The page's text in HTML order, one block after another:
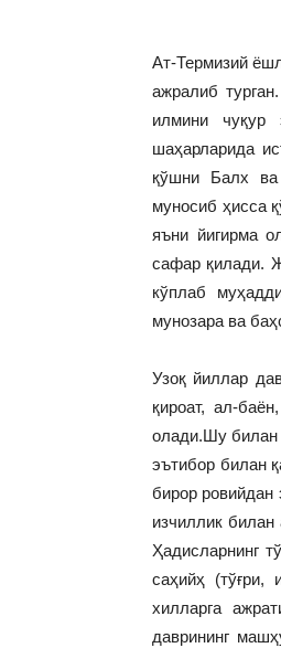
Ат-Термизий
ажралиб
илмини чуқур
шаҳарларида
қўшни Балх ва
муносиб ҳисса
яъни йигирма
сафар қилади.
кўплаб
мунозара ва
Узоқ йиллар
қироат, ал-
олади.Шу билан
эътибор билан
бирор ровийдан
изчиллик билан
Ҳадисларнинг
саҳийҳ
хилларга
даврининг